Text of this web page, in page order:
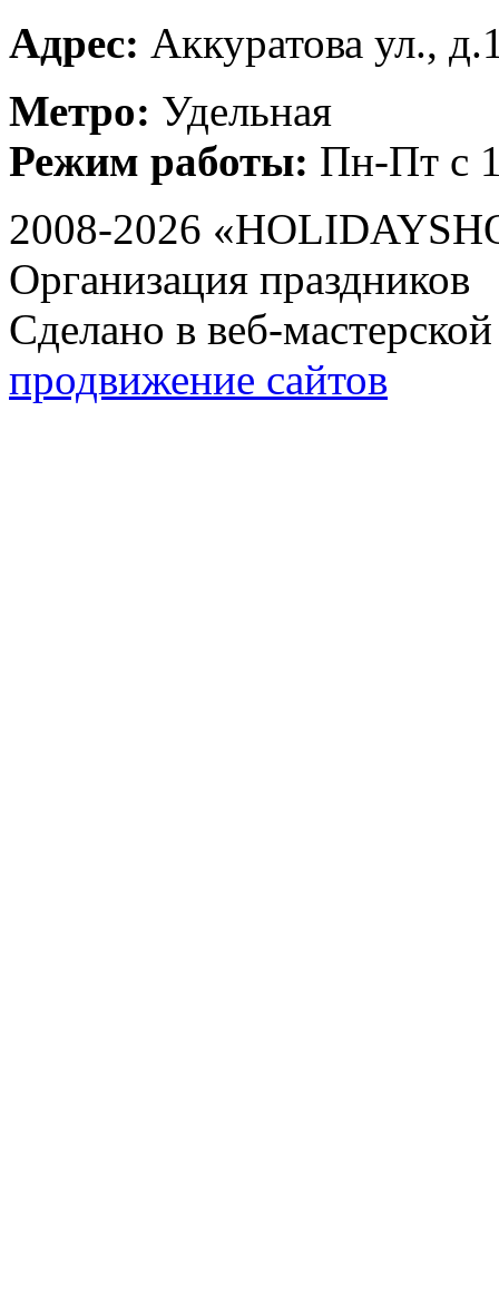
Адрес: Аккуратова ул.,
Метро: Удельная
Режим работы: Пн-Пт с
2008-2026
Организация праздников
Сделано в веб-
продвижение сайтов